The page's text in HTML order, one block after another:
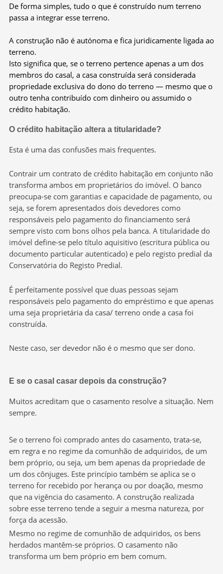
De forma simples, tudo o que é construído num terreno
passa a integrar esse terreno.
A construção não é autónoma e fica juridicamente ligada ao
terreno.
Isto significa que, se o terreno pertence apenas a um dos
membros do casal, a casa construída será considerada
propriedade exclusiva do dono do terreno — mesmo que o
outro tenha contribuído com dinheiro ou assumido o
crédito habitação.
O crédito habitação altera a titularidade?
Esta é uma das confusões mais frequentes.
Contrair um contrato de crédito habitação em conjunto não
transforma ambos em proprietários do imóvel. O banco
preocupa-se com garantias e capacidade de pagamento, ou
seja, se forem apresentados dois devedores como
responsáveis pelo pagamento do financiamento será
sempre visto com bons olhos pela banca. A titularidade do
imóvel define-se pelo título aquisitivo (escritura pública ou
documento particular autenticado) e pelo registo predial da
Conservatória do Registo Predial.
É perfeitamente possível que duas pessoas sejam
responsáveis pelo pagamento do empréstimo e que apenas
uma seja proprietária da casa/ terreno onde a casa foi
construída.
Neste caso, ser devedor não é o mesmo que ser dono.
E se o casal casar depois da construção?
Muitos acreditam que o casamento resolve a situação. Nem
sempre.
Se o terreno foi comprado antes do casamento, trata-se,
em regra e no regime da comunhão de adquiridos, de um
bem próprio, ou seja, um bem apenas da propriedade de
um dos cônjuges. Este princípio também se aplica se o
terreno for recebido por herança ou por doação, mesmo
que na vigência do casamento. A construção realizada
sobre esse terreno tende a seguir a mesma natureza, por
força da acessão.
Mesmo no regime de comunhão de adquiridos, os bens
herdados mantêm-se próprios. O casamento não
transforma um bem próprio em bem comum.